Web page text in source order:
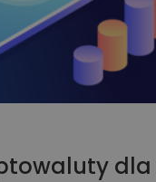
dla